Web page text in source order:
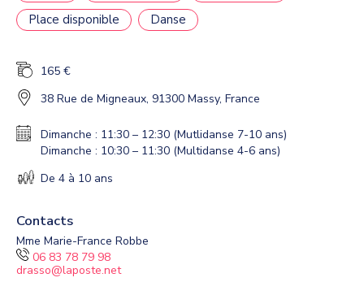
Place disponible
Danse
165 €
38 Rue de Migneaux, 91300 Massy, France
Dimanche : 11:30 – 12:30 (Mutlidanse 7-10 ans)
Dimanche : 10:30 – 11:30 (Multidanse 4-6 ans)
De 4 à 10 ans
Contacts
Mme Marie-France Robbe
06 83 78 79 98
drasso@laposte.net